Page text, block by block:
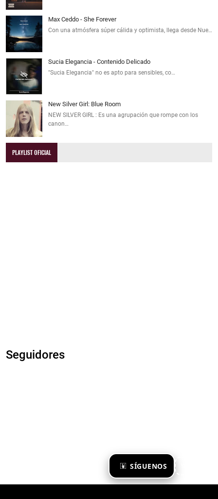
SÍGUENOS
Max Ceddo - She Forever
Con una atmósfera súper cálida y optimista, llega desde Nue…
Sucia Elegancia - Contenido Delicado
"Sucia Elegancia" no es apto para sensibles, co…
New Silver Girl: Blue Room
NEW SILVER GIRL : Es una agrupación que rompe con los
canon…
PLAYLIST OFICIAL
Seguidores